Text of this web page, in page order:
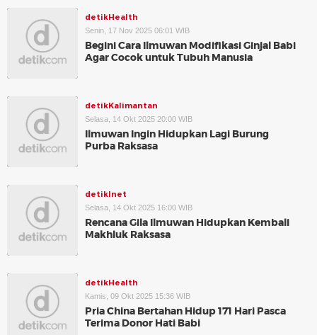
detikHealth
Senin, 17 Nov 2025 06:01 WIB
Begini Cara Ilmuwan Modifikasi Ginjal Babi
Agar Cocok untuk Tubuh Manusia
detikKalimantan
Selasa, 14 Okt 2025 20:00 WIB
Ilmuwan Ingin Hidupkan Lagi Burung
Purba Raksasa
detikInet
Selasa, 14 Okt 2025 16:00 WIB
Rencana Gila Ilmuwan Hidupkan Kembali
Makhluk Raksasa
detikHealth
Kamis, 09 Okt 2025 15:36 WIB
Pria China Bertahan Hidup 171 Hari Pasca
Terima Donor Hati Babi